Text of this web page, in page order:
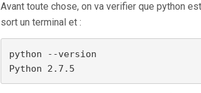
Avant toute chose, on va verifier que python
sort un terminal et :
python --version